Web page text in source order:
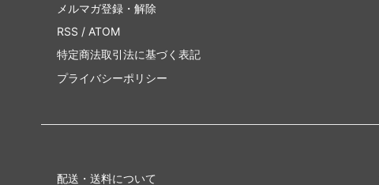
メルマガ登録・解除
RSS / ATOM
特定商法取引法に基づく表記
プライバシーポリシー
配送・送料について